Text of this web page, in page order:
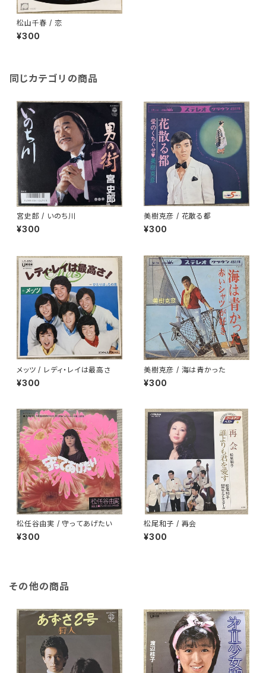
松山千春 / 恋
¥300
同じカテゴリの商品
宮史郎 / いのち川
¥300
美樹克彦 / 花散る都
¥300
メッツ / レディ・レイは最高さ
¥300
美樹克彦 / 海は青かった
¥300
松任谷由実 / 守ってあげたい
¥300
松尾和子 / 再会
¥300
その他の商品